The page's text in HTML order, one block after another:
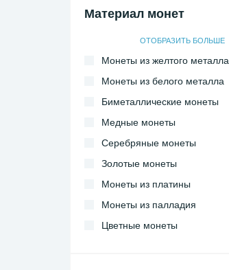
Материал монет
ОТОБРАЗИТЬ БОЛЬШЕ
Монеты из желтого металла
Монеты из белого металла
Биметаллические монеты
Медные монеты
Серебряные монеты
Золотые монеты
Монеты из платины
Монеты из палладия
Цветные монеты